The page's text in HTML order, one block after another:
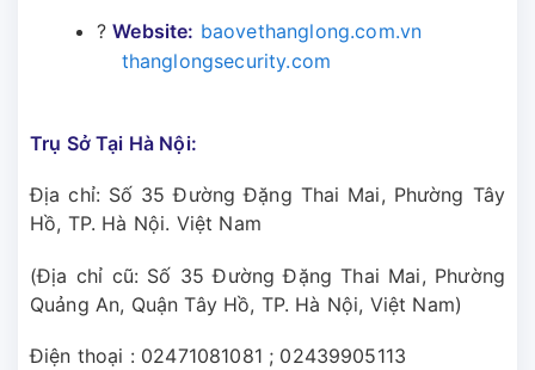
?Website: baovethanglong.com.vn
thanglongsecurity.com
Trụ Sở Tại Hà Nội:
Địa chỉ: Số 35 Đường Đặng Thai Mai, Phường Tây
Hồ, TP. Hà Nội. Việt Nam
(Địa chỉ cũ: Số 35 Đường Đặng Thai Mai, Phường
Quảng An, Quận Tây Hồ, TP. Hà Nội, Việt Nam)
Điện thoại : 02471081081 ; 02439905113